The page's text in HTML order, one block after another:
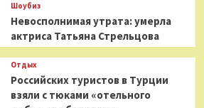
Шоубиз
Невосполнимая утрата: умерла
актриса Татьяна Стрельцова
Отдых
Российских туристов в Турции
взяли с тюками «отельного